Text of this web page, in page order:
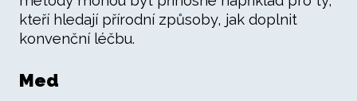
kteří hledají přírodní způsoby, jak doplnit
konvenční léčbu.
Med